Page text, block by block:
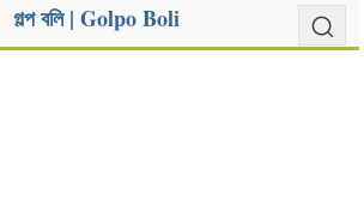
গল্প বলি | Golpo Boli